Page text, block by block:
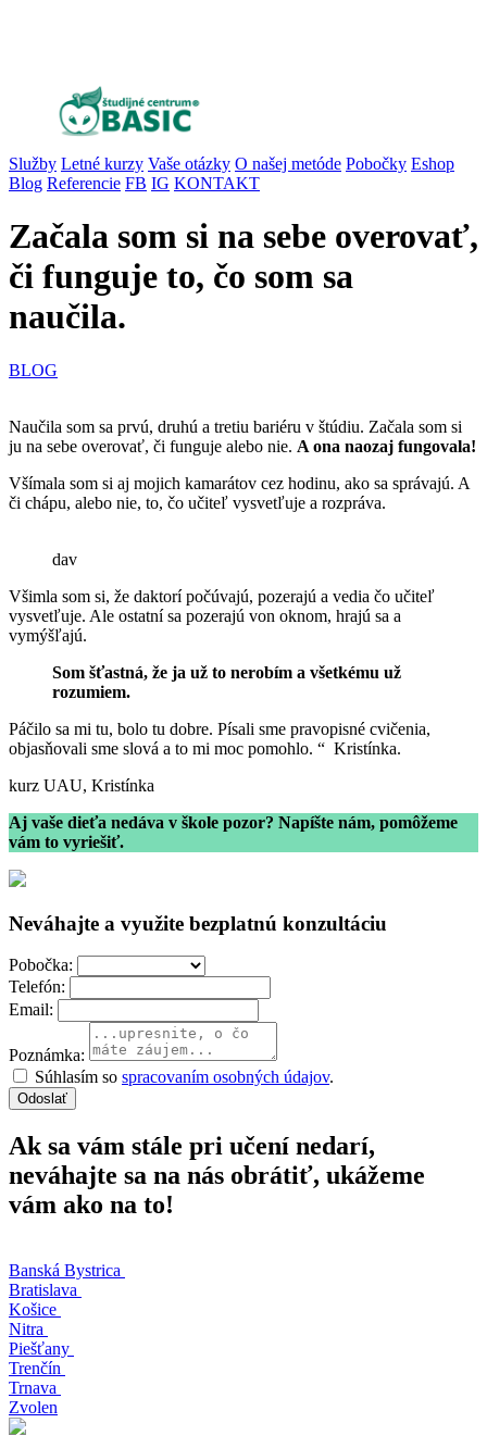
Služby Letné kurzy Vaše otázky O našej metóde Pobočky Eshop
Blog Referencie FB IG KONTAKT
Začala som si na sebe overovať,
či funguje to, čo som sa
naučila.
BLOG
Naučila som sa prvú, druhú a tretiu bariéru v štúdiu. Začala som si
ju na sebe overovať, či funguje alebo nie. A ona naozaj fungovala!
Všímala som si aj mojich kamarátov cez hodinu, ako sa správajú. A
či chápu, alebo nie, to, čo učiteľ vysvetľuje a rozpráva.
dav
Všimla som si, že daktorí počúvajú, pozerajú a vedia čo učiteľ
vysvetľuje. Ale ostatní sa pozerajú von oknom, hrajú sa a
vymýšľajú.
Som šťastná, že ja už to nerobím a všetkému už
rozumiem.
Páčilo sa mi tu, bolo tu dobre. Písali sme pravopisné cvičenia,
objasňovali sme slová a to mi moc pomohlo. “ Kristínka.
kurz UAU, Kristínka
Aj vaše dieťa nedáva v škole pozor? Napíšte nám, pomôžeme
vám to vyriešiť.
Neváhajte a využite bezplatnú konzultáciu
Pobočka:
Telefón:
Email:
Poznámka:
Súhlasím so spracovaním osobných údajov.
Odoslať
Ak sa vám stále pri učení nedarí,
neváhajte sa na nás obrátiť, ukážeme
vám ako na to!
Banská Bystrica
Bratislava
Košice
Nitra
Piešťany
Trenčín
Trnava
Zvolen